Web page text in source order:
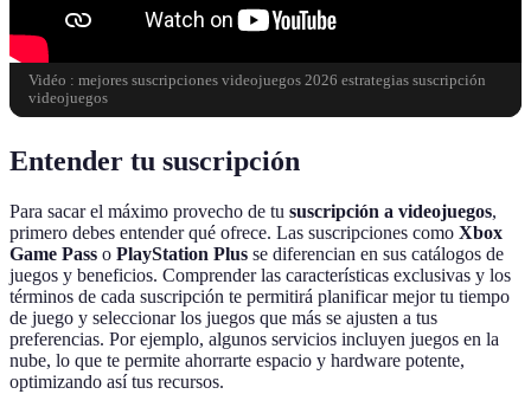
Vidéo : mejores suscripciones videojuegos 2026 estrategias suscripción
videojuegos
Entender tu suscripción
Para sacar el máximo provecho de tu suscripción a videojuegos,
primero debes entender qué ofrece. Las suscripciones como Xbox
Game Pass o PlayStation Plus se diferencian en sus catálogos de
juegos y beneficios. Comprender las características exclusivas y los
términos de cada suscripción te permitirá planificar mejor tu tiempo
de juego y seleccionar los juegos que más se ajusten a tus
preferencias. Por ejemplo, algunos servicios incluyen juegos en la
nube, lo que te permite ahorrarte espacio y hardware potente,
optimizando así tus recursos.